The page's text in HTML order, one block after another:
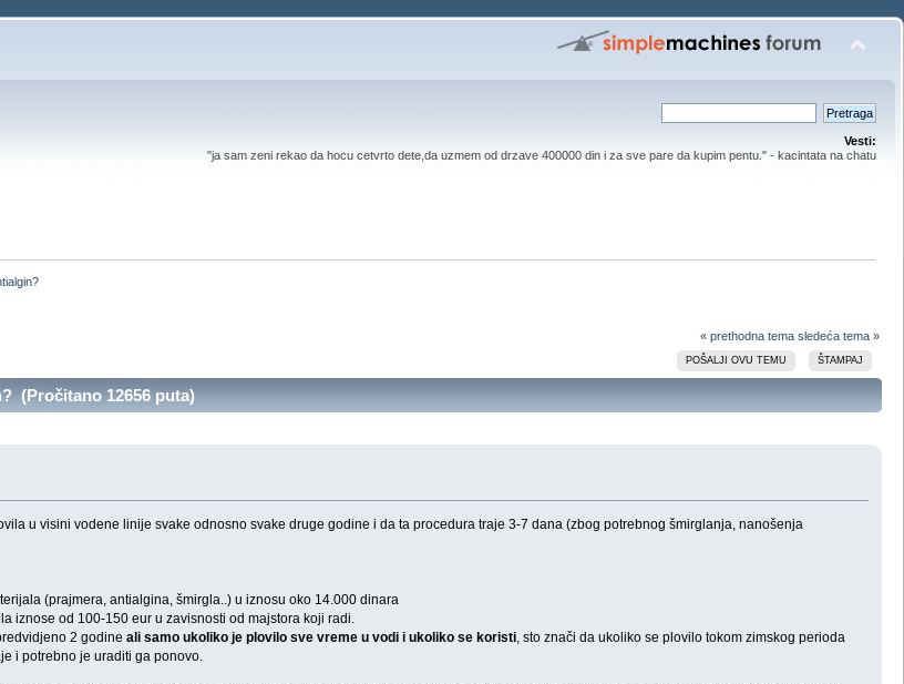
Vesti:
"ja sam zeni rekao da hocu cetvrto dete,da uzmem od drzave 400000 din i za sve pare da kupim pentu." - kacintata na chatu
« prethodna tema sledeća tema »
POŠALJI OVU TEMU ŠTAMPAJ
(Pročitano 12656 puta)
u visini vodene linije svake odnosno svake druge godine i da ta procedura traje 3-7 dana (zbog potrebnog šmirglanja, nanošenja
(prajmera, antialgina, šmirgla..) u iznosu oko 14.000 dinara
iznose od 100-150 eur u zavisnosti od majstora koji radi.
2 godine ali samo ukoliko je plovilo sve vreme u vodi i ukoliko se koristi, sto znači da ukoliko se plovilo tokom zimskog perioda
i potrebno je uraditi ga ponovo.